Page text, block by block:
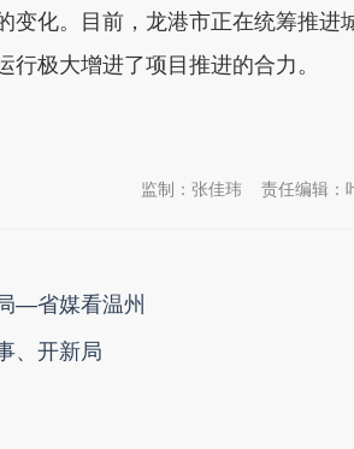
变化。目前，龙港市正在统筹推进
极大增进了项目推进的合力。
责任编辑：
监制：张佳玮
—省媒看温州
、开新局